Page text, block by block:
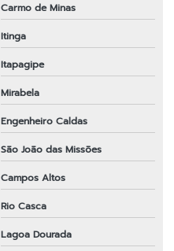
Carmo de Minas
Itinga
Itapagipe
Mirabela
Engenheiro Caldas
São João das Missões
Campos Altos
Rio Casca
Lagoa Dourada